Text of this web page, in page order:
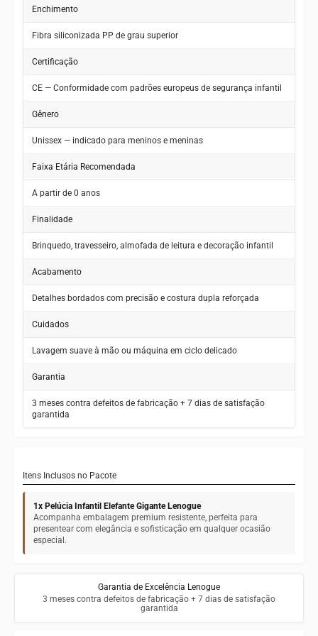
Enchimento
Fibra siliconizada PP de grau superior
Certificação
CE — Conformidade com padrões europeus de segurança infantil
Gênero
Unissex — indicado para meninos e meninas
Faixa Etária Recomendada
A partir de 0 anos
Finalidade
Brinquedo, travesseiro, almofada de leitura e decoração infantil
Acabamento
Detalhes bordados com precisão e costura dupla reforçada
Cuidados
Lavagem suave à mão ou máquina em ciclo delicado
Garantia
3 meses contra defeitos de fabricação + 7 dias de satisfação
garantida
Itens Inclusos no Pacote
1x Pelúcia Infantil Elefante Gigante Lenogue
Acompanha embalagem premium resistente, perfeita para
presentear com elegância e sofisticação em qualquer ocasião
especial.
Garantia de Excelência Lenogue
3 meses contra defeitos de fabricação + 7 dias de satisfação
garantida